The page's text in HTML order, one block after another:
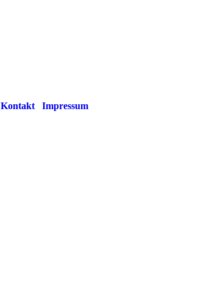
Kontakt Impressum